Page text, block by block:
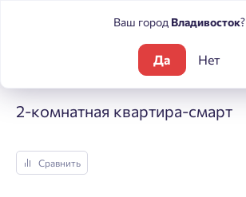
Погода
2-комнатная квартира-смарт
Сравнить
Ваш город Владивосток?
Да Нет